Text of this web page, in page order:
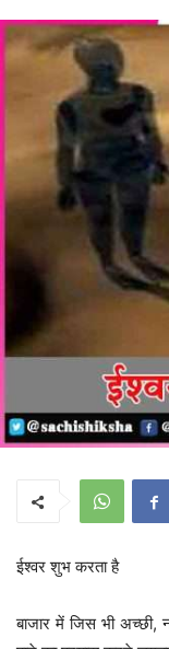
ईश्वर शुभ करता है
बाजार में जिस भी